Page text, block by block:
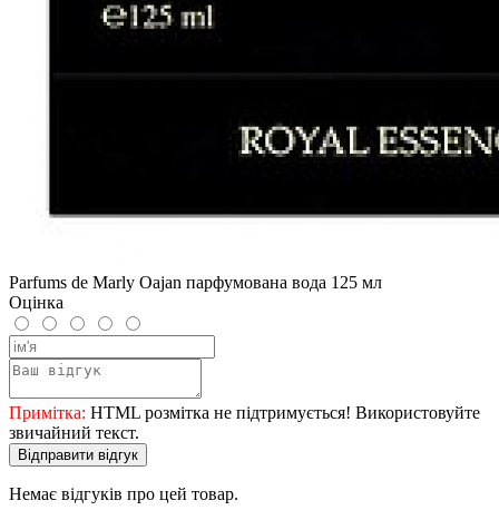
Parfums de Marly Oajan парфумована вода 125 мл
Оцінка
Примітка: HTML розмітка не підтримується! Використовуйте
звичайний текст.
Відправити відгук
Немає відгуків про цей товар.